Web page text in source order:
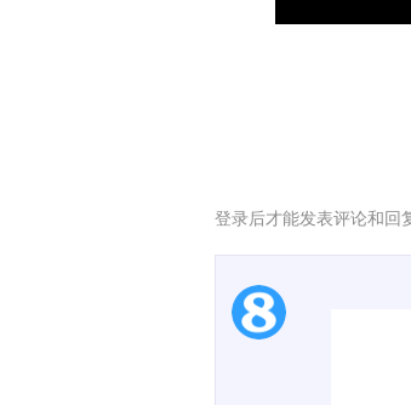
登录后才能发表评论和回
1.电